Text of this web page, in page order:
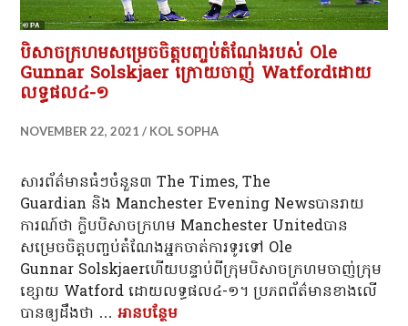
បិសាចក្រហមសម្រេចចិត្តបញ្ចប់តំណែងរបស់ Ole
Gunnar Solskjaer ក្រោយចាញ់ Watfordដោយ
លទ្ធផល៤-១
NOVEMBER 22, 2021 KOL SOPHA
សារព័ត៌មានធំៗចំនួន៣ The Times, The
Guardian និង Manchester Evening News​បានរាយ
ការណ៍ថា ក្លិបបិសាចក្រហម Manchester Unitedបាន
សម្រេចចិត្តបញ្ចប់តំណែងអ្នកចាត់ការទូរទៅ Ole
Gunnar Solskjaerហើយបន្ទាប់ពីក្រុមបិសាចក្រហមចាញ់ក្រុម
ខ្សោយ Watford ដោយលទ្ធផល៤-១។ ​ប្រភពព័ត៌មានខាងលើ
បានឲ្យដឹងថា …អាន​បន្ថែម